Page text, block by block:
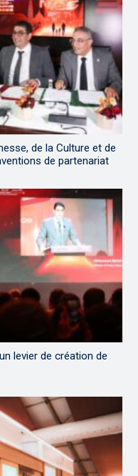
de la Culture et de
de partenariat
levier de création de